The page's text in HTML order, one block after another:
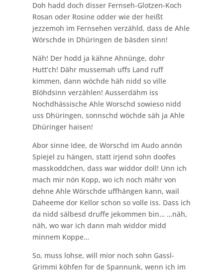
Doh hadd doch disser Fernseh-Glotzen-Koch
Rosan oder Rosine odder wie der heißt
jezzemoh im Fernsehen verzähld, dass de Ahle
Wörschde in Dhüringen de bäsden sinn!
Näh! Der hodd ja kähne Ahnünge, dohr
Hutt’ch! Dähr mussemah uffs Land ruff
kimmen, dann wöchde häh nidd so ville
Blöhdsinn verzählen! Ausserdähm iss
Nochdhässische Ahle Worschd sowieso nidd
uss Dhüringen, sonnschd wöchde säh ja Ahle
Dhüringer haisen!
Abor sinne Idee, de Worschd im Audo annön
Spiejel zu hängen, statt irjend sohn doofes
masskoddchen, dass war widdor doll! Unn ich
mach mir nön Kopp, wo ich noch mähr von
dehne Ahle Wörschde uffhängen kann, wail
Daheeme dor Kellor schon so volle iss. Dass ich
da nidd sälbesd druffe jekommen bin… …näh,
näh, wo war ich dann mah widdor midd
minnem Koppe…
So, muss lohse, will mior noch sohn Gassl-
Grimmi köhfen for de Spannunk, wenn ich im